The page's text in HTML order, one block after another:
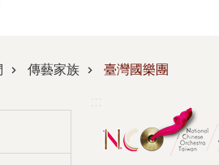
傳藝家族 臺灣國樂團